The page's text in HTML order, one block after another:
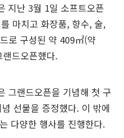
지난 3월 1일 소프트오픈
마치고 화장품, 향수, 술,
로 구성된 약 409㎡(약
드오픈했다.
그랜드오픈을 기념해 첫 구
선물을 증정했다. 이 밖에
다양한 행사를 진행한다.